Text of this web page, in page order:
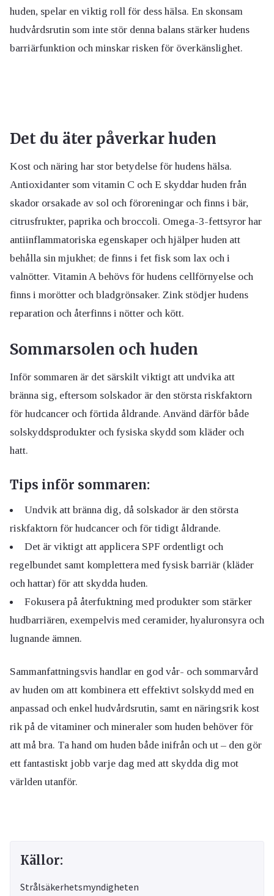
huden, spelar en viktig roll för dess hälsa. En skonsam
hudvårdsrutin som inte stör denna balans stärker hudens
barriärfunktion och minskar risken för överkänslighet.
Det du äter påverkar huden
Kost och näring har stor betydelse för hudens hälsa.
Antioxidanter som vitamin C och E skyddar huden från
skador orsakade av sol och föroreningar och finns i bär,
citrusfrukter, paprika och broccoli. Omega-3-fettsyror har
antiinflammatoriska egenskaper och hjälper huden att
behålla sin mjukhet; de finns i fet fisk som lax och i
valnötter. Vitamin A behövs för hudens cellförnyelse och
finns i morötter och bladgrönsaker. Zink stödjer hudens
reparation och återfinns i nötter och kött.
Sommarsolen och huden
Inför sommaren är det särskilt viktigt att undvika att
bränna sig, eftersom solskador är den största riskfaktorn
för hudcancer och förtida åldrande. Använd därför både
solskyddsprodukter och fysiska skydd som kläder och
hatt.
Tips inför sommaren:
Undvik att bränna dig, då solskador är den största
riskfaktorn för hudcancer och för tidigt åldrande.
Det är viktigt att applicera SPF ordentligt och
regelbundet samt komplettera med fysisk barriär (kläder
och hattar) för att skydda huden.
Fokusera på återfuktning med produkter som stärker
hudbarriären, exempelvis med ceramider, hyaluronsyra och
lugnande ämnen.​
Sammanfattningsvis handlar en god vår- och sommarvård
av huden om att kombinera ett effektivt solskydd med en
anpassad och enkel hudvårdsrutin, samt en näringsrik kost
rik på de vitaminer och mineraler som huden behöver för
att må bra. Ta hand om huden både inifrån och ut – den gör
ett fantastiskt jobb varje dag med att skydda dig mot
världen utanför.
Källor:
Strålsäkerhetsmyndigheten